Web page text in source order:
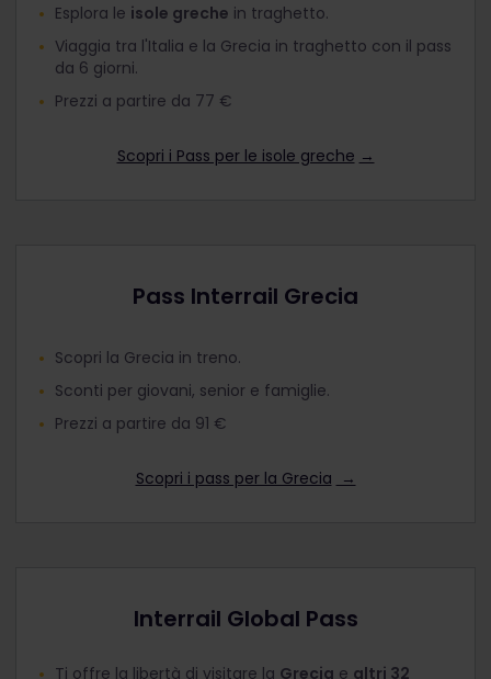
Esplora le isole greche in traghetto.
Viaggia tra l'Italia e la Grecia in traghetto con il pass
da 6 giorni.
Prezzi a partire da 77 €
Scopri i Pass per le isole greche →
Pass Interrail Grecia
Scopri la Grecia in treno.
Sconti per giovani, senior e famiglie.
Prezzi a partire da 91 €
Scopri i pass per la Grecia →
Interrail Global Pass
Ti offre la libertà di visitare la Grecia e altri 32